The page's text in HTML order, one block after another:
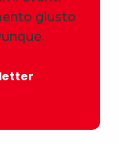
giusto